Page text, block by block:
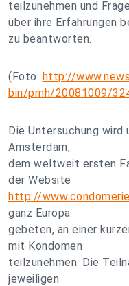
teilzunehmen und
über ihre Erfahrungen
zu beantworten.
(Foto: http://
bin/prnh/20081009/
Die Untersuchung
Amsterdam,
dem weltweit ersten
der Website
http://
ganz Europa
gebeten, an einer
mit Kondomen
teilzunehmen. Die
jeweiligen